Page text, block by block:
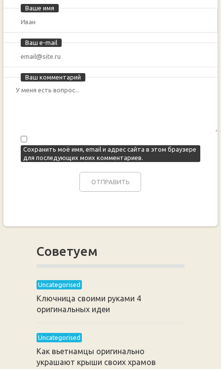
Ваше имя
Ваш e-mail
Ваш комментарий
Сохранить моё имя, email и адрес сайта в этом браузере
для последующих моих комментариев.
Советуем
Uncategorised
Ключница своими руками 4
оригинальных идеи
Uncategorised
Как вьетнамцы оригинально
украшают крыши своих храмов